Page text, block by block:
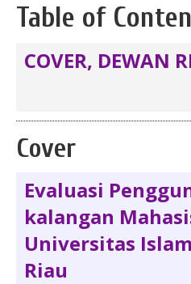
Table of
COVER, DEWAN
Cover
Evaluasi
kalangan
Universitas
Riau